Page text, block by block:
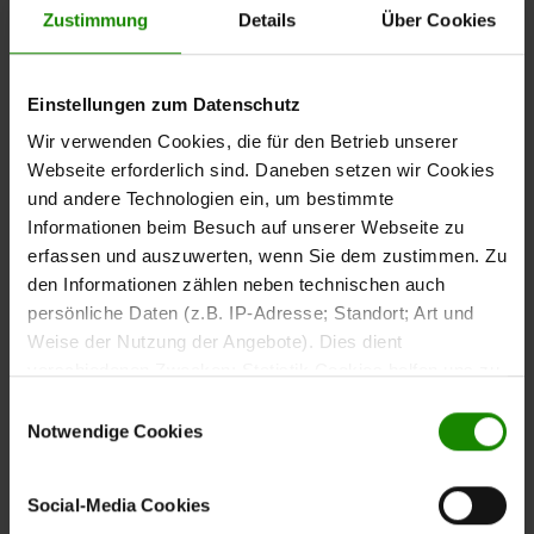
Zustimmung Details Über Cookies
Einstellungen zum Datenschutz
Wir verwenden Cookies, die für den Betrieb unserer
Webseite erforderlich sind. Daneben setzen wir Cookies
und andere Technologien ein, um bestimmte
Informationen beim Besuch auf unserer Webseite zu
erfassen und auszuwerten, wenn Sie dem zustimmen. Zu
den Informationen zählen neben technischen auch
persönliche Daten (z.B. IP-Adresse; Standort; Art und
Weise der Nutzung der Angebote). Dies dient
nutzen, indem sie Informationen sammeln und sie
anonymisiert für statistische Zwecke auszuwerten.
Marketing Cookies helfen uns, Ihnen personalisierte
Werbung anzuzeigen. Social-Media-Cookies ermöglichen
Notwendige Cookies
Social-Media Cookies
Schlafzimmer Serie 1024
DasBettgestell aus der Interliving Schlafzimmer Serie
Anthrazitfarbene Zierleisten ergänzen das Design. Das
Holzfußteil in Schwebeoptikverleiht dem Bett eine klare
und moderne Linienführung.
Komfortable Liegefläche
für zwei Personen
Mit einerLiegefläche von ca. 180 x 200 cm (BxL)
bietet
Gesamtmaße betragen ca. 189 x 101 x 210 cm (BxHxL).